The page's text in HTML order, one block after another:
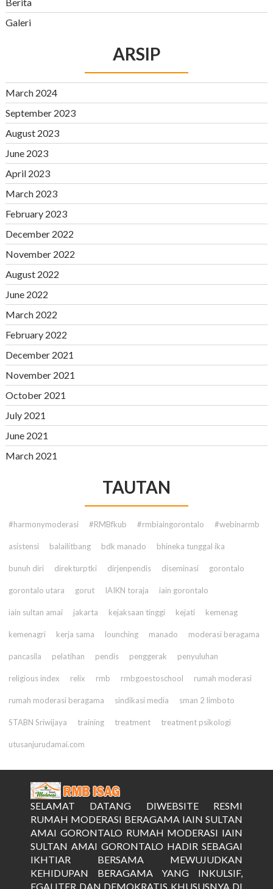
Galeri
ARSIP
March 2024
September 2023
August 2023
June 2023
April 2023
March 2023
February 2023
December 2022
November 2022
August 2022
June 2022
March 2022
February 2022
December 2021
November 2021
October 2021
July 2021
June 2021
March 2021
TAUTAN
#harmonymoderasi #RMBfkub #rmbiaingorontalo #webinarmb
asistensi balailitbang bdk manado bhineka tunggal ika
bunuh diri direkturptki dirjenpendis diseminasi gorontalo
gorontalo utara gorut IAIKN toraja iain gorontalo
iain sultan amai jakarta kejaksaan tinggi kejati kemenag
kemenagri kerja sama lounching manado moderasi beragama
pancasila pelatihan pendis penggerak penyuluhan
religious index relix rmb rmbgoestoschool rumah moderasi
rumah moderasi beragama sindikasi media sman 2 limboto
STABN Sriwijaya training treatment treatment psikologi
utusanjurudamai.com
SELAMAT DATANG DIWEBSITE RESMI
RUMAH MODERASI BERAGAMA IAIN SULTAN
AMAI GORONTALO RUMAH MODERASI IAIN
SULTAN AMAI GORONTALO HADIR SEBAGAI
IKHTIAR BERSAMA MEWUJUDKAN
KEHIDUPAN BERAGAMA YANG INKULSIF,
EGALITER DAN DEMOKRATIS KHUSUSNYA DI